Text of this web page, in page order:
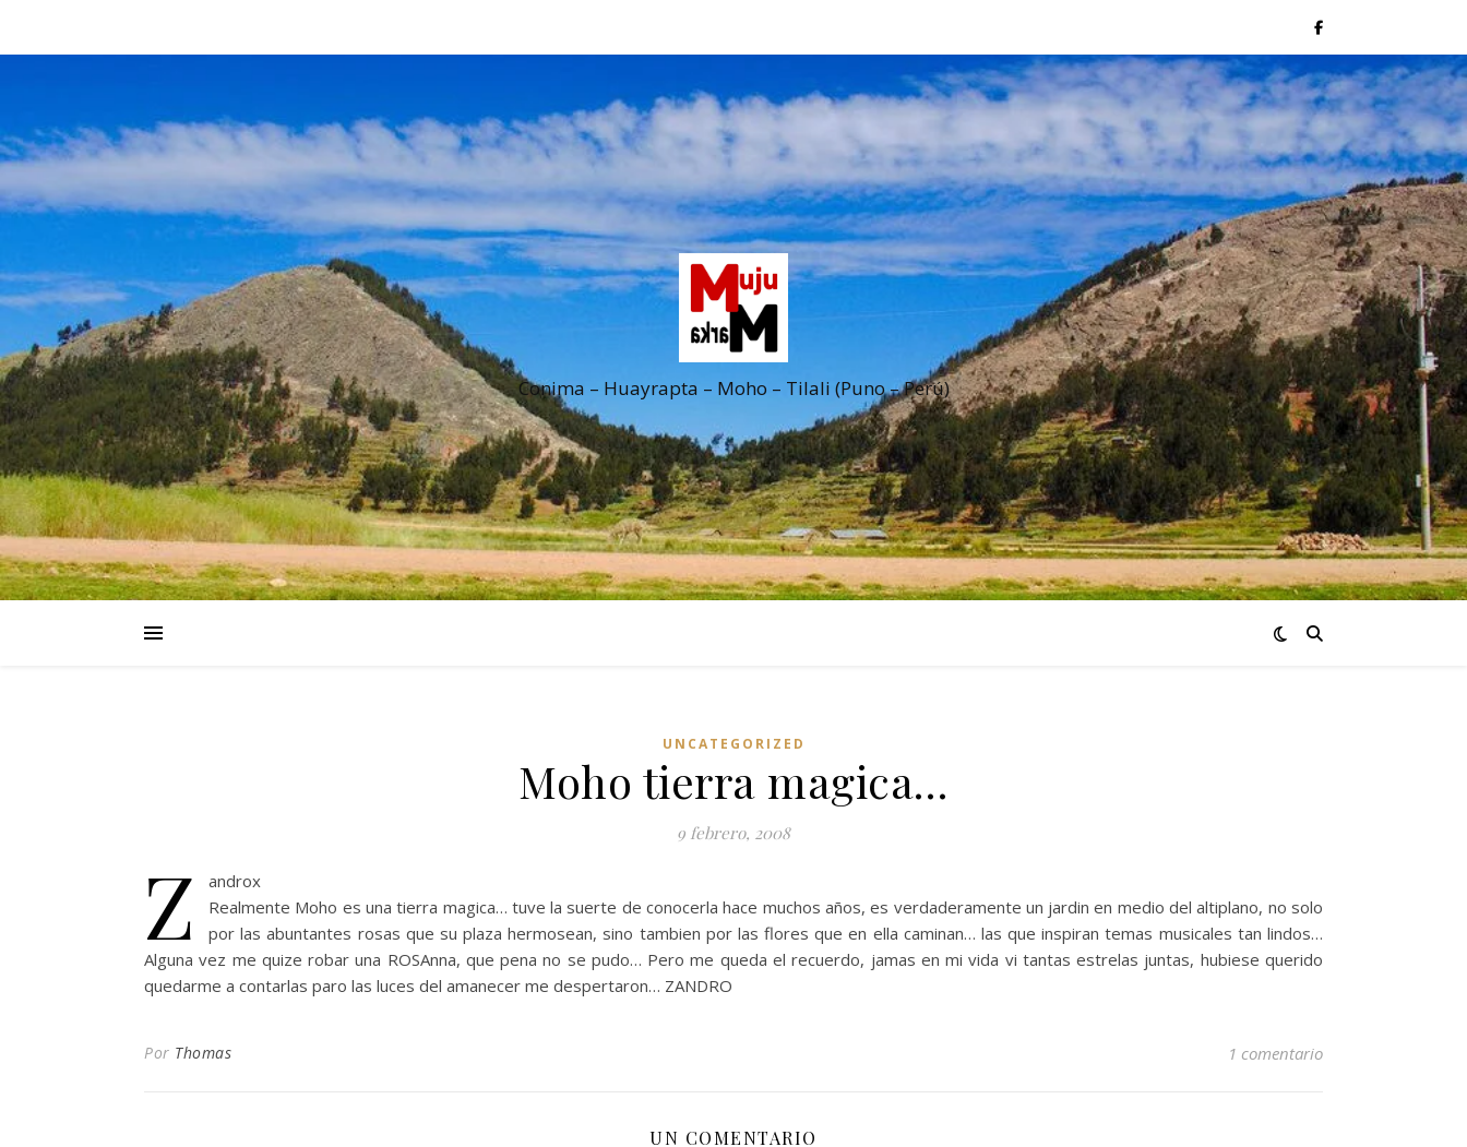
Conima – Huayrapta – Moho – Tilali (Puno – Perú)
UNCATEGORIZED
Moho tierra magica…
9 febrero, 2008
Z
androx
Realmente Moho es una tierra magica… tuve la suerte de conocerla hace muchos años, es verdaderamente un jardin en medio del altiplano, no solo
por las abuntantes rosas que su plaza hermosean, sino tambien por las flores que en ella caminan… las que inspiran temas musicales tan lindos…
Alguna vez me quize robar una ROSAnna, que pena no se pudo… Pero me queda el recuerdo, jamas en mi vida vi tantas estrelas juntas, hubiese querido
quedarme a contarlas paro las luces del amanecer me despertaron… ZANDRO
Por Thomas 1 comentario
UN COMENTARIO